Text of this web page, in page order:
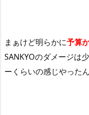
まぁけど明らかに予算
SANKYOのダメージは
ーくらいの感じやった